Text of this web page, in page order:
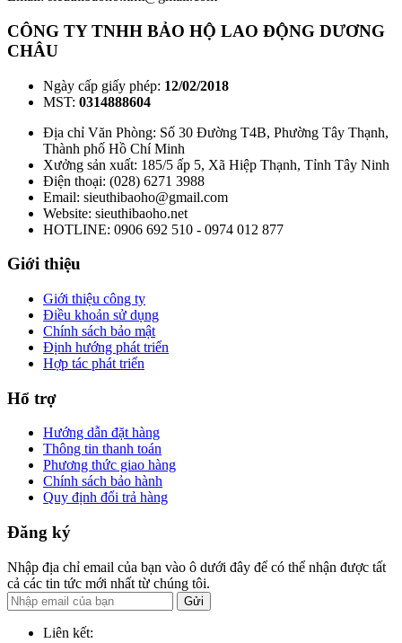
CÔNG TY TNHH BẢO HỘ LAO ĐỘNG DƯƠNG
CHÂU
Ngày cấp giấy phép: 12/02/2018
MST: 0314888604
Địa chỉ Văn Phòng: Số 30 Đường T4B, Phường Tây Thạnh,
Thành phố Hồ Chí Minh
Xưởng sản xuất: 185/5 ấp 5, Xã Hiệp Thạnh, Tỉnh Tây Ninh
Điện thoại: (028) 6271 3988
Email: sieuthibaoho@gmail.com
Website: sieuthibaoho.net
HOTLINE: 0906 692 510 - 0974 012 877
Giới thiệu
Giới thiệu công ty
Điều khoản sử dụng
Chính sách bảo mật
Định hướng phát triển
Hợp tác phát triển
Hổ trợ
Hướng dẫn đặt hàng
Thông tin thanh toán
Phương thức giao hàng
Chính sách bảo hành
Quy định đổi trả hàng
Đăng ký
Nhập địa chỉ email của bạn vào ô dưới đây để có thể nhận được tất
cả các tin tức mới nhất từ chúng tôi.
Gửi
Liên kết: